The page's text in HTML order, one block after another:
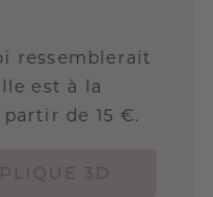
ressemblerait
est à la
de 15 €.